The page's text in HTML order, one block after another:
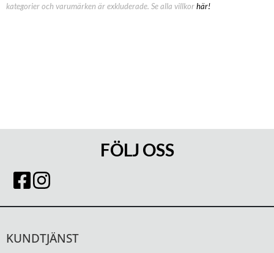
kategorier och varumärken är exkluderade. Se alla villkorhär!
FÖLJ OSS
KUNDTJÄNST